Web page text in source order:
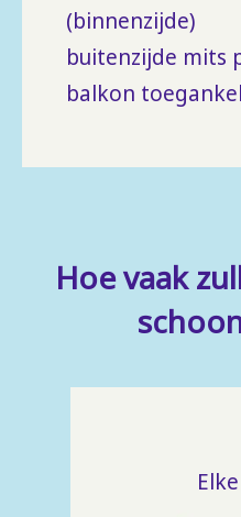
(binnenzijde)
buitenzijde mits
balkon
Hoe vaak